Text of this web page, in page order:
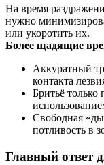
На время
нужно
или укоротить их.
Более щадящие
Аккуратный
контакта
Бритьё только
Свободная
потливость в
Главный ответ